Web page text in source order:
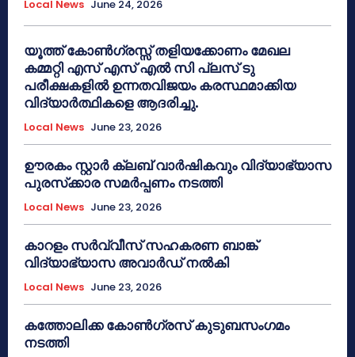
Local News June 24, 2026
യൂത്ത് കോൺഗ്രസ്സ് തളിയക്കോണം മേഖല
കമ്മറ്റി എസ് എസ് എൽ സി പ്ലസ് ടു
പരീക്ഷകളിൽ ഉന്നതവിജയം കരസ്ഥമാക്കിയ
വിദ്യാർത്ഥികളെ ആദരിച്ചു.
Local News June 23, 2026
ഊരകം സ്റ്റാർ ക്ലബ് വാർഷികവും വിദ്യാഭ്യാസ
പുരസ്‌ക്കാര സമർപ്പണം നടത്തി
Local News June 23, 2026
കാറളം സർവ്വീസ് സഹകരണ ബാങ്ക്
വിദ്യാഭ്യാസ അവാർഡ് നൽകി
Local News June 23, 2026
കത്തോലിക്ക കോൺഗ്രസ് കുടുബസംഗമം
നടത്തി